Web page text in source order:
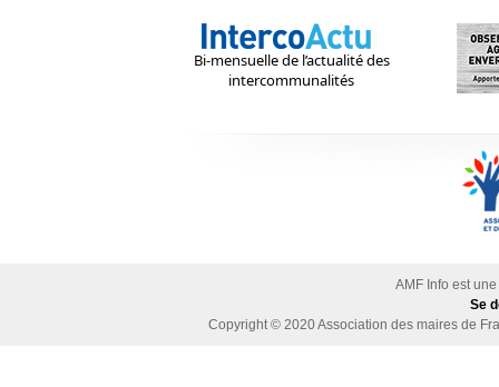
Bi-mensuelle de l’actualité des
intercommunalités
AMF Info est
Se
Copyright © 2020Association des maires de